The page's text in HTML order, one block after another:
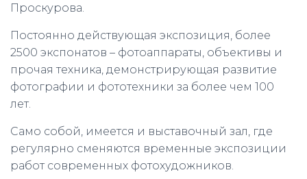
Проскурова.
Постоянно действующая экспозиция, более
2500 экспонатов – фотоаппараты, объективы и
прочая техника, демонстрирующая развитие
фотографии и фототехники за более чем 100
лет.
Само собой, имеется и выставочный зал, где
регулярно сменяются временные экспозиции
работ современных фотохудожников.